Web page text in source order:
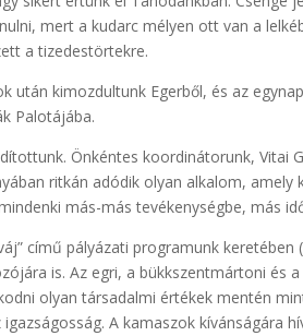
mert a kudarc mélyen ott van a
a tizedestörtekre.
után kimozdultunk Egerből, és az
Palotájába.
Önkéntes koordinátorunk, Vitai
ritkán adódik olyan alkalom,
más-más tevékenységbe, más
című pályázati programunk
is. Az egri, a bükkszentmártoni és
olyan társadalmi értékek mentén
A kamaszok kívánságára